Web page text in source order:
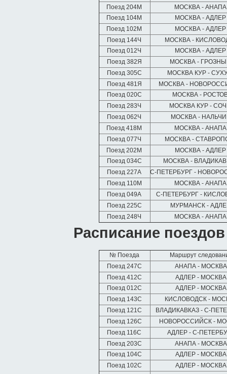
Поезд 204М
МОСКВА -
Поезд 104М
МОСКВА - АДЛЕР
Поезд 102М
МОСКВА - АДЛЕР
Поезд 144Ч
МОСКВА -
Поезд 012Ч
МОСКВА - АДЛЕР
Поезд 382Я
МОСКВА -
Поезд 305С
МОСКВА КУР -
Поезд 481Я
МОСКВА -
Поезд 020С
МОСКВА -
Поезд 283Ч
МОСКВА КУР -
Поезд 062Ч
МОСКВА -
Поезд 418М
МОСКВА -
Поезд 077Ч
МОСКВА -
Поезд 202М
МОСКВА - АДЛЕР
Поезд 034С
МОСКВА -
Поезд 227А
С-ПЕТЕРБУРГ -
Поезд 110М
МОСКВА -
Поезд 049А
С-ПЕТЕРБУРГ -
Поезд 225С
МУРМАНСК -
Поезд 248Ч
МОСКВА -
Расписание
№ Поезда
Маршрут
Поезд 247С
АНАПА - МОСКВА
Поезд 412С
АДЛЕР - МОСКВА
Поезд 012С
АДЛЕР - МОСКВА
Поезд 143С
КИСЛОВОДСК -
Поезд 121С
ВЛАДИКАВКАЗ - С-
Поезд 126С
НОВОРОССИЙСК -
Поезд 116С
АДЛЕР - С-
Поезд 203С
АНАПА - МОСКВА
Поезд 104С
АДЛЕР - МОСКВА
Поезд 102С
АДЛЕР - МОСКВА